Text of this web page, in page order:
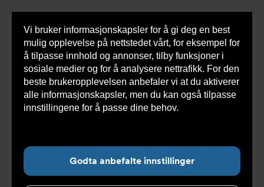
Vi bruker informasjonskapsler for å gi deg en best
mulig opplevelse på nettstedet vårt, for eksempel for
å tilpasse innhold og annonser, tilby funksjoner i
sosiale medier og for å analysere nettrafikk. For den
beste brukeropplevelsen anbefaler vi at du aktiverer
alle informasjonskapsler, men du kan også tilpasse
innstillingene for å passe dine behov.
Godta anbefalte innstillinger
Du
her:
Armatec > Løsninger > Vann- og energimåling
Vann- og energimåling